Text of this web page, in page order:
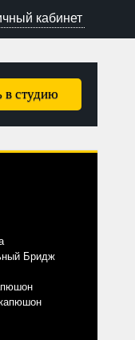
кабинет
в студию
Бридж